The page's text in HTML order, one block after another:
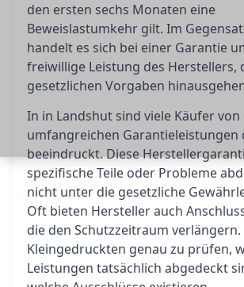
den ersten sechs Monaten eine
Beweislastumkehr gilt. Im
handelt es sich bei einer Garantie
freiwillige Leistung des Herstellers,
gesetzlichen Vorgaben
In in Landshut sind viele Käufer von
umfangreichen Garantieleistungen
beeindruckt. Diese
spezifische Teile oder Probleme
nicht unter die gesetzliche
Oft bieten Hersteller auch
die den Schutzzeitraum
Kleingedruckten genau zu prüfen,
Leistungen tatsächlich abgedeckt